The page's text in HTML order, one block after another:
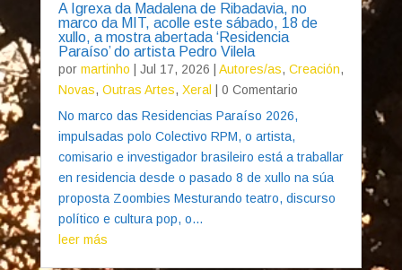
A Igrexa da Madalena de Ribadavia, no
marco da MIT, acolle este sábado, 18 de
xullo, a mostra abertada ‘Residencia
Paraíso’ do artista Pedro Vilela
por martinho Jul 17, 2026 Autores/as, Creación,
Novas, Outras Artes, Xeral
| 0 Comentario
No marco das Residencias Paraíso 2026,
impulsadas polo Colectivo RPM, o artista,
comisario e investigador brasileiro está a traballar
en residencia desde o pasado 8 de xullo na súa
proposta Zoombies Mesturando teatro, discurso
político e cultura pop, o...
leer más